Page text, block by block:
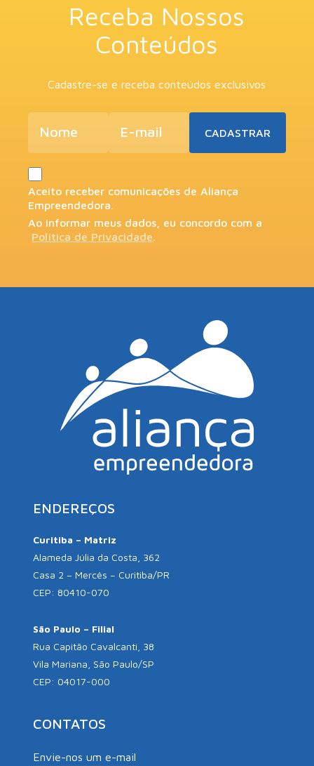
Receba Nossos
Conteúdos
Cadastre-se e receba conteúdos exclusivos
Aceito receber comunicações de Aliança
Empreendedora.
Ao informar meus dados, eu concordo com a
Política de Privacidade.
ENDEREÇOS
Curitiba – Matriz
Alameda Júlia da Costa, 362
Casa 2 – Mercês – Curitiba/PR
CEP: 80410-070
São Paulo – Filial
Rua Capitão Cavalcanti, 38
Vila Mariana, São Paulo/SP
CEP: 04017-000
CONTATOS
Envie-nos um e-mail